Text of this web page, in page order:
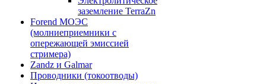
заземление TerraZn
Forend МОЭС
(молниеприемники с
опережающей эмиссией
стримера)
Zandz и Galmar
Проводники (токоотводы)